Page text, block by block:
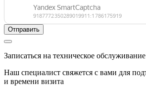
Записаться на техническое обслуживание
Наш специалист свяжется с вами для
и времени визита